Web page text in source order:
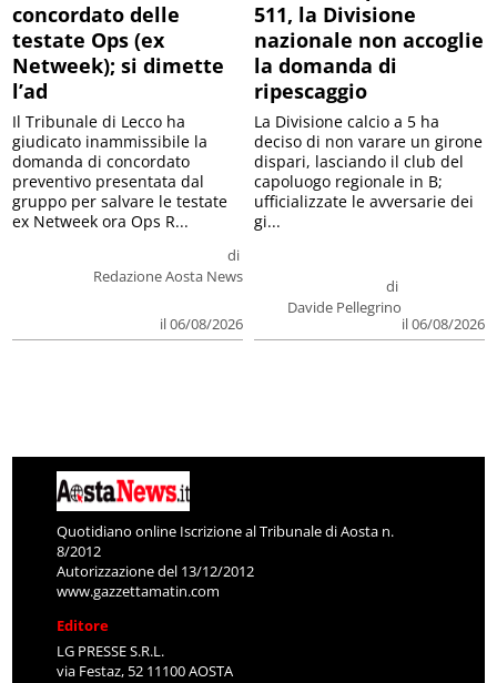
concordato delle
testate Ops (ex
Netweek); si dimette
l’ad
di
Redazione Aosta News
il 06/08/2026
Il Tribunale di Lecco ha
giudicato inammissibile la
domanda di concordato
preventivo presentata dal
gruppo per salvare le testate
ex Netweek ora Ops R...
511, la Divisione
nazionale non accoglie
la domanda di
ripescaggio
di
Davide Pellegrino
il 06/08/2026
La Divisione calcio a 5 ha
deciso di non varare un girone
dispari, lasciando il club del
capoluogo regionale in B;
ufficializzate le avversarie dei
gi...
Quotidiano online Iscrizione al Tribunale di Aosta n.
8/2012
Autorizzazione del 13/12/2012
www.gazzettamatin.com
Editore
LG PRESSE S.R.L.
via Festaz, 52 11100 AOSTA